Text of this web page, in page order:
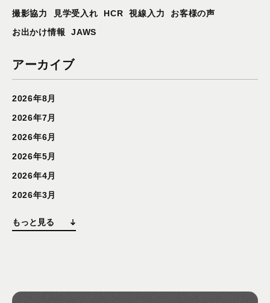
撮影協力
見学受入れ HCR 視線入力
お客様の声
お出かけ情報
JAWS
アーカイブ
2026年8月
2026年7月
2026年6月
2026年5月
2026年4月
2026年3月
もっと見る